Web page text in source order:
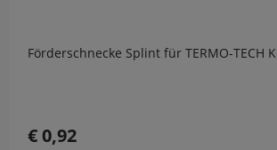
Förderschnecke Splint für TERMO-TECH
€ 0,92